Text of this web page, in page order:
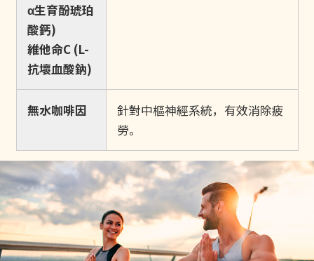
α生育酚琥珀
酸鈣)
維他命C (L-
抗壞血酸鈉)
無水咖啡因
針對中樞神經系統，有效消除疲
勞。